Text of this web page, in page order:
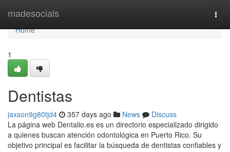
madesocials
Home
Home
1
Dentistas
jaxson9g80tjd4 357 days ago News
Discuss
La página web Dentalio.es es un directorio especializado dirigido
a quienes buscan atención odontológica en Puerto Rico. Su
objetivo principal es facilitar la búsqueda de dentistas confiables y